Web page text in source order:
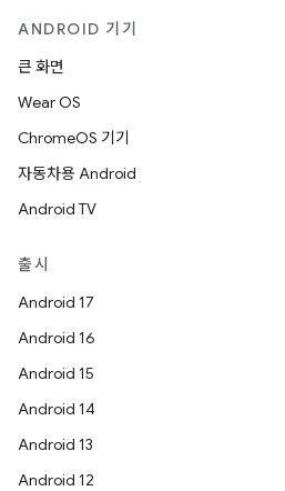
ANDROID 기기
큰 화면
Wear OS
ChromeOS 기기
자동차용 Android
Android TV
출시
Android 17
Android 16
Android 15
Android 14
Android 13
Android 12